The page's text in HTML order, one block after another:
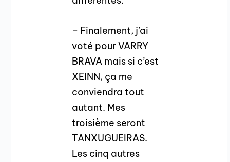
– Finalement, j’ai
voté pour VARRY
BRAVA mais si c’est
XEINN, ça me
conviendra tout
autant. Mes
troisième seront
TANXUGUEIRAS.
Les cinq autres